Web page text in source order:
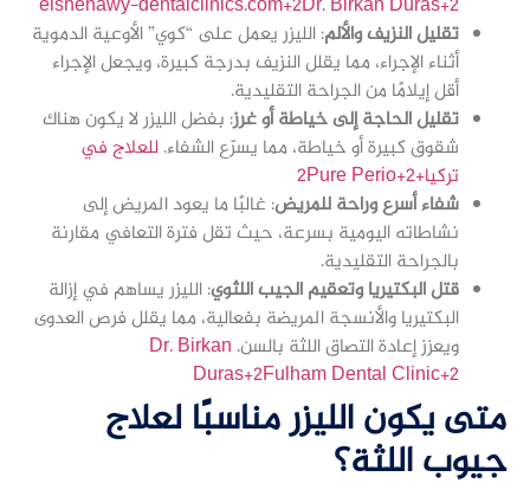
elshenawy-dentalclinics.com+2Dr. Birkan Duras+2
تقليل النزيف والألم: الليزر يعمل على “كوي” الأوعية الدموية
أثناء الإجراء، مما يقلل النزيف بدرجة كبيرة، ويجعل الإجراء
أقل إيلامًا من الجراحة التقليدية.
تقليل الحاجة إلى خياطة أو غرز: بفضل الليزر لا يكون هناك
شقوق كبيرة أو خياطة، مما يسرّع الشفاء.للعلاج في
تركيا+2Pure Perio+2
شفاء أسرع وراحة للمريض: غالبًا ما يعود المريض إلى
نشاطاته اليومية بسرعة، حيث تقل فترة التعافي مقارنة
بالجراحة التقليدية.
قتل البكتيريا وتعقيم الجيب اللثوي: الليزر يساهم في إزالة
البكتيريا والأنسجة المريضة بفعالية، مما يقلل فرص العدوى
ويعزز إعادة التصاق اللثة بالسن. Dr. Birkan
Duras+2Fulham Dental Clinic+2
متى يكون الليزر مناسبًا لعلاج
جيوب اللثة؟